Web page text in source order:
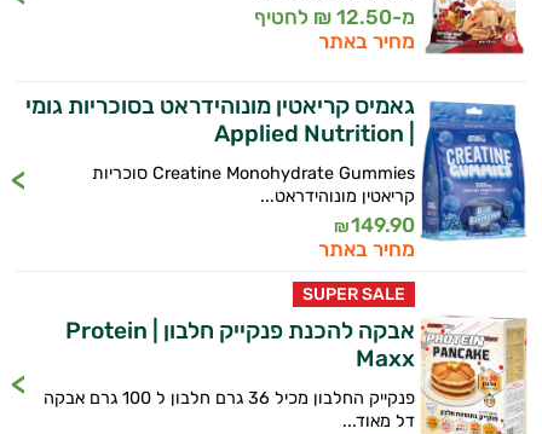
מ-12.50 ₪ לחטיף
מחיר באתר
גאמיס קריאטין מונוהידראט בסוכריות גומי
Creatine Monohydrate Gummies סוכריות
קריאטין מונוהידראט...
149.90
₪
מחיר באתר
SUPER SALE
אבקה להכנת פנקייק חלבון | Protein
Maxx
פנקייק החלבון מכיל 36 גרם חלבון ל 100 גרם אבקה
דל מאוד...